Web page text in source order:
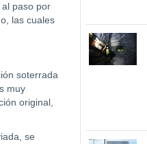
paso por
las cuales
soterrada
muy
original,
se